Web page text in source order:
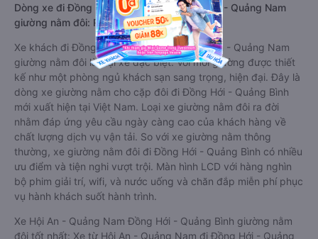
Dòng xe đi Đồng Hới - Quảng Bình từ Hội An - Quảng Nam
giường nằm đôi: Riêng tư, đầy đủ tiện nghi
Xe khách đi Đồng Hới - Quảng Bình từ Hội An - Quảng Nam
giường nằm đôi là loại xe đặc biệt. Với mỗi giường được thiết
kế như một phòng ngủ khách sạn sang trọng, hiện đại. Đây là
dòng xe giường nằm cho cặp đôi đi Đồng Hới - Quảng Bình
mới xuất hiện tại Việt Nam. Loại xe giường nằm đôi ra đời
nhằm đáp ứng yêu cầu ngày càng cao của khách hàng về
chất lượng dịch vụ vận tải. So với xe giường nằm thông
thường, xe giường nằm đôi đi Đồng Hới - Quảng Bình có nhiều
ưu điểm và tiện nghi vượt trội. Màn hình LCD với hàng nghìn
bộ phim giải trí, wifi, và nước uống và chăn đắp miễn phí phục
vụ hành khách suốt hành trình.
Xe Hội An - Quảng Nam Đồng Hới - Quảng Bình giường nằm
đôi tốt nhất: Xe từ Hội An - Quảng Nam đi Đồng Hới - Quảng